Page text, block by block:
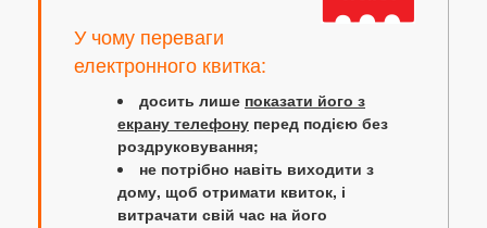
У чому переваги
електронного квитка:
досить лише показати його з
екрану телефону перед подією без
роздруковування;
не потрібно навіть виходити з
дому, щоб отримати квиток, і
витрачати свій час на його